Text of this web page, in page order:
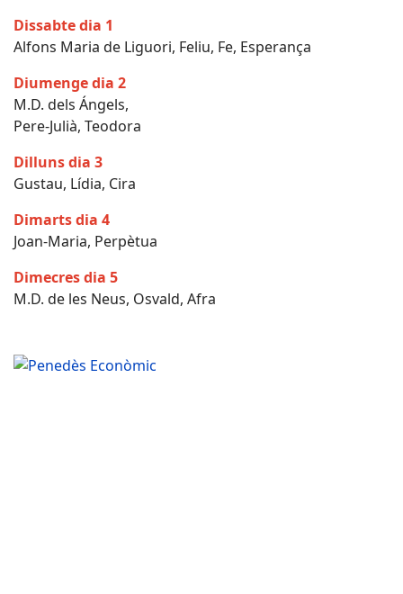
Dissabte dia 1
Alfons Maria de Liguori, Feliu, Fe, Esperança
Diumenge dia 2
M.D. dels Ángels,
Pere-Julià, Teodora
Dilluns dia 3
Gustau, Lídia, Cira
Dimarts dia 4
Joan-Maria, Perpètua
Dimecres dia 5
M.D. de les Neus, Osvald, Afra